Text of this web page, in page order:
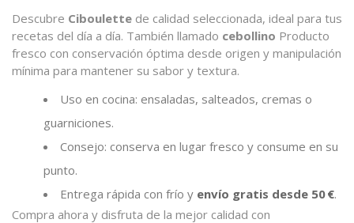
Descubre Ciboulette de calidad seleccionada, ideal para tus
recetas del día a día. También llamado cebollino Producto
fresco con conservación óptima desde origen y manipulación
mínima para mantener su sabor y textura.
Uso en cocina: ensaladas, salteados, cremas o
guarniciones.
Consejo: conserva en lugar fresco y consume en su
punto.
Entrega rápida con frío y envío gratis desde 50 €.
Compra ahora y disfruta de la mejor calidad con